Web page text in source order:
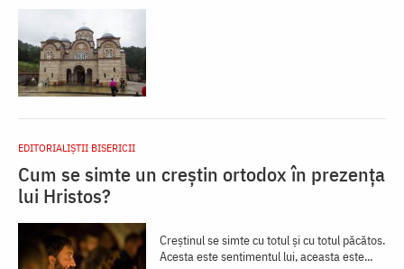
EDITORIALIȘTII BISERICII
Cum se simte un creștin ortodox în prezența
lui Hristos?
Creștinul se simte cu totul și cu totul păcătos.
Acesta este sentimentul lui, aceasta este...